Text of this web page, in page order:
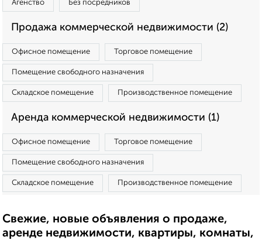
Агенство Без посредников
Продажа коммерческой недвижимости (2)
Офисное помещение Торговое помещение
Помещение свободного назначения
Складское помещение Производственное помещение
Аренда коммерческой недвижимости (1)
Офисное помещение Торговое помещение
Помещение свободного назначения
Складское помещение Производственное помещение
Свежие, новые объявления о продаже,
аренде недвижимости, квартиры, комнаты,